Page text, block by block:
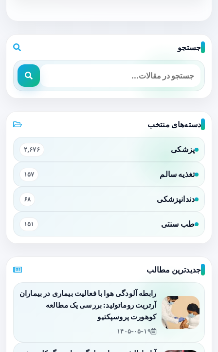
جستجو
دسته‌های منتخب
پزشکی ۲,۶۷۶
تغذیه سالم ۱۵۷
دندانپزشکی ۶۸
طب سنتی ۱۵۱
جدیدترین مطالب
رابطه آلودگی هوا با فعالیت بیماری در بیماران
آرتریت روماتوئید: بررسی یک مطالعه
کوهورت پروسپکتیو
۱۴۰۵-۰۵-۱۹